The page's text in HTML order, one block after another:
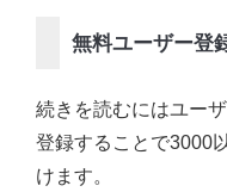
無料ユーザー登
続きを読むにはユー
登録することで3000
けます。